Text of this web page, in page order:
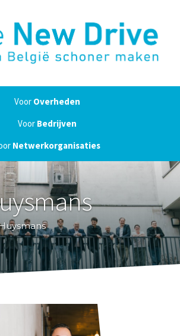
Voor Overheden
Voor Bedrijven
Netwerkorganisaties